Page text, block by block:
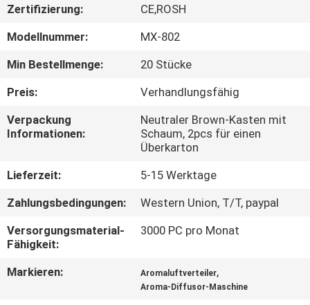
AUSFLUG
QUALITÄTSKONTROLLE
TRETEN
SIE
UNS
IN
VERBINDUNG
FORDERN
Zertifizierung:
CE,ROSH
Modellnummer:
MX-802
Min Bestellmenge:
20 Stücke
Preis:
Verhandlungsfähig
Verpackung
Informationen:
Neutraler Brown-Kasten mit
Schaum, 2pcs für einen
Überkarton
Lieferzeit:
5-15 Werktage
Zahlungsbedingungen:
Western Union, T/T, paypal
Versorgungsmaterial-
Fähigkeit:
3000 PC pro Monat
Markieren: Aromaluftverteiler,
Aroma-Diffusor-Maschine